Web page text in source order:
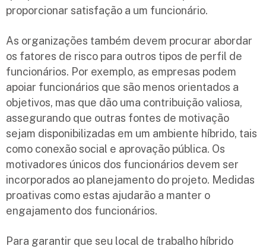
proporcionar satisfação a um funcionário.
As organizações também devem procurar abordar
os fatores de risco para outros tipos de perfil de
funcionários. Por exemplo, as empresas podem
apoiar funcionários que são menos orientados a
objetivos, mas que dão uma contribuição valiosa,
assegurando que outras fontes de motivação
sejam disponibilizadas em um ambiente híbrido, tais
como conexão social e aprovação pública. Os
motivadores únicos dos funcionários devem ser
incorporados ao planejamento do projeto. Medidas
proativas como estas ajudarão a manter o
engajamento dos funcionários.
Para garantir que seu local de trabalho híbrido